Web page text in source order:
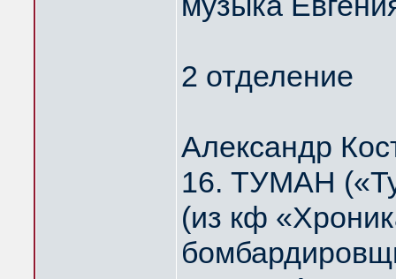
2 отделение
Александр
16. ТУМАН
(из кф